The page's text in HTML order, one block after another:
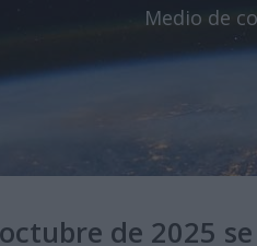
Medio de
de 2025